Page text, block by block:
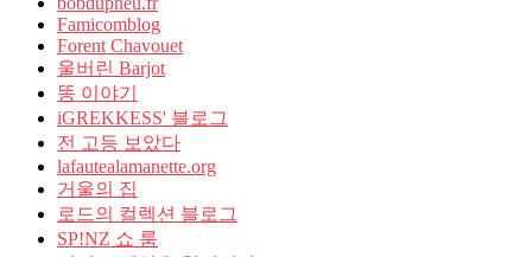
Famicomblog
Forent Chavouet
울버린 Barjot
똥 이야기
iGREKKESS' 블로그
전 고등 보았다
lafautealamanette.org
거울의 집
로드의 컬렉션 블로그
SP!NZ 쇼 룸